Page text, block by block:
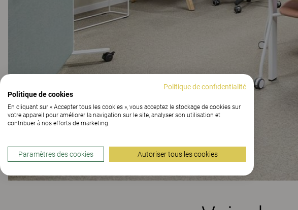
Politique de confidentialité
Politique de cookies
En cliquant sur « Accepter tous les cookies », vous acceptez le stockage de cookies sur
votre appareil pour améliorer la navigation sur le site, analyser son utilisation et
contribuer à nos efforts de marketing.
Paramètres des cookies Autoriser tous les cookies